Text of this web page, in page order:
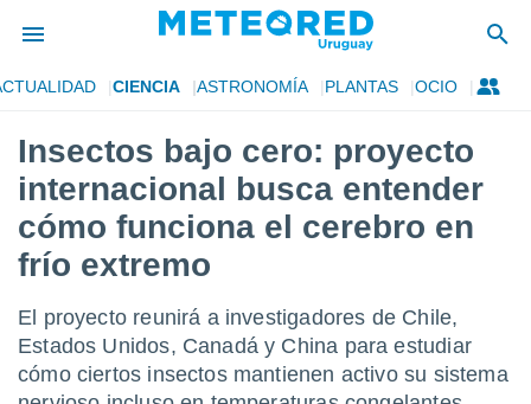
de
ha
por
para
la
se
a este
las
CIENCIA ASTRONOMÍA PLANTAS OCIO
Insectos bajo cero: proyecto
internacional busca entender
cómo funciona el cerebro en
frío extremo
El proyecto reunirá a investigadores de Chile,
Estados Unidos, Canadá y China para estudiar
cómo ciertos insectos mantienen activo su sistema